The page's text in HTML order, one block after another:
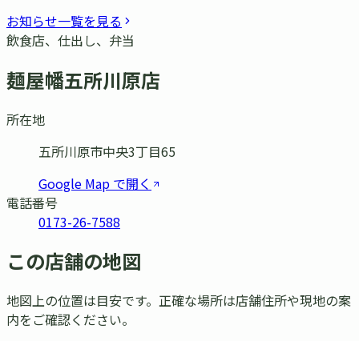
お知らせ一覧を見る
飲食店、仕出し、弁当
麺屋幡五所川原店
所在地
五所川原市中央3丁目65
Google Map で開く
電話番号
0173-26-7588
この店舗の地図
地図上の位置は目安です。正確な場所は店舗住所や現地の案
内をご確認ください。